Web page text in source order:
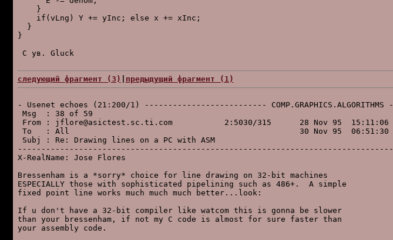
    }
    if(vLng) Y += yInc; else x += xInc;
  }
}
C yв. Gluck
следующий фpагмент (3) пpедыдущий фpагмент (1)
- Usenet echoes (21:200/1) -------------------------- COMP.GRAPHICS.ALGORITHMS -
Msg  : 38 of 59
From : jflore@asictest.sc.ti.com           2:5030/315      28 Nov 95  15:11:06
To   : All                                                 30 Nov 95  06:51:30
Subj : Re: Drawing lines on a PC with ASM
--------------------------------------------------------------------------------
X-RealName: Jose Flores
Bressenham is a *sorry* choice for line drawing on 32-bit machines
ESPECIALLY those with sophisticated pipelining such as 486+.  A simple
fixed point line works much much much better...look:
If u don't have a 32-bit compiler like watcom this is gonna be slower
than your bressenham, if not my C code is almost for sure faster than
your assembly code.